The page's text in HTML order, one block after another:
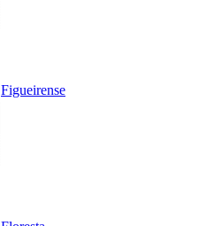
Figueirense